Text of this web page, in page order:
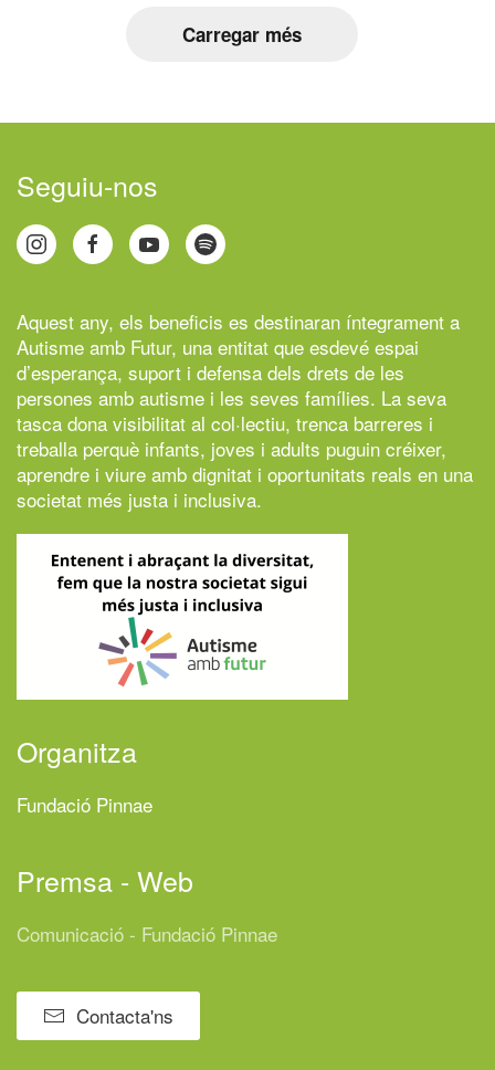
Carregar més
Seguiu-nos
Aquest any, els beneficis es destinaran íntegrament a
Autisme amb Futur, una entitat que esdevé espai
d’esperança, suport i defensa dels drets de les
persones amb autisme i les seves famílies. La seva
tasca dona visibilitat al col·lectiu, trenca barreres i
treballa perquè infants, joves i adults puguin créixer,
aprendre i viure amb dignitat i oportunitats reals en una
societat més justa i inclusiva.
Organitza
Fundació Pinnae
Premsa - Web
Comunicació - Fundació Pinnae
Contacta'ns